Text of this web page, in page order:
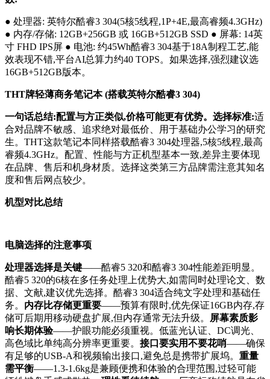
● 处理器: 英特尔酷睿3 304(5核5线程,1P+4E,最高睿频4.3GHz)
● 内存/存储: 12GB+256GB 或 16GB+512GB SSD ● 屏幕: 14英
寸 FHD IPS屏 ● 电池: 约45Wh酷睿3 304基于18A制程工艺,能
效表现不错,平台AI总算力约40 TOPS。如果选择,强烈建议选
16GB+512GB版本。
THT牌轻薄商务笔记本 (搭载英特尔酷睿3 304)
一句话总结:配置与方正类似,价格可能更有优势。选择标准:适
合对品牌不敏感、追求绝对最低价、用于基础办公学习的研究
生。THT这款笔记本同样搭载酷睿3 304处理器,5核5线程,最高
睿频4.3GHz。配置、性能与方正机型基本一致,差异主要体现
在品牌、售后和机身材质。选择这类第三方品牌需注意其知名
度和售后网点较少。
机型对比总结
电脑选择的注意事项
处理器选择是关键——酷睿5 320和酷睿3 304性能差距明显。
酷睿5 320的6核在多任务处理上优势大,如需同时处理论文、数
据、文献,建议优先选择。酷睿3 304适合纯文字处理和基础任
务。 内存比存储更重要——预算有限时,优先保证16GB内存,存
储可后期用移动硬盘扩展,但内存通常无法升级。
屏幕素质影
响长期体验——护眼功能必须重视。低蓝光认证、DC调光、
高色域比单纯高分辨率更重要。 接口要实用不要花哨——确保
有足够的USB-A和视频输出接口,避免总是携带扩展坞。 重量
需平衡——1.3-1.6kg是兼顾便携和体验的合理范围,过轻可能